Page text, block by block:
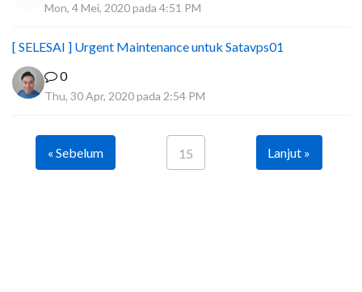
Mon, 4 Mei, 2020 pada 4:51 PM
[ SELESAI ] Urgent Maintenance untuk Satavps01
0
Thu, 30 Apr, 2020 pada 2:54 PM
« Sebelum 15 Lanjut »